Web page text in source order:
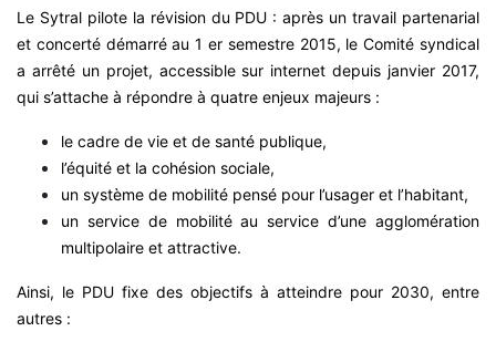
Le Sytral pilote la révision du PDU : après un travail partenarial
et concerté démarré au 1 er semestre 2015, le Comité syndical
a arrêté un projet, accessible sur internet depuis janvier 2017,
qui s’attache à répondre à quatre enjeux majeurs :
le cadre de vie et de santé publique,
l’équité et la cohésion sociale,
un système de mobilité pensé pour l’usager et l’habitant,
un service de mobilité au service d’une agglomération
multipolaire et attractive.
Ainsi, le PDU fixe des objectifs à atteindre pour 2030, entre
autres :